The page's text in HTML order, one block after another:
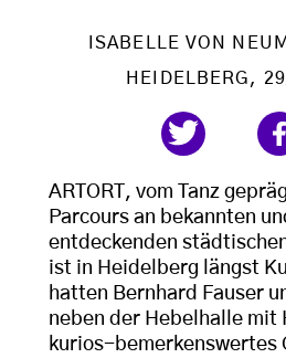
ISABELLE VON
HEIDELBERG ,
ARTORT, vom Tanz
Parcours an bekannten
entdeckenden
ist in Heidelberg längst
hatten Bernhard Fauser
neben der Hebelhalle mit
kurios-bemerkenswertes